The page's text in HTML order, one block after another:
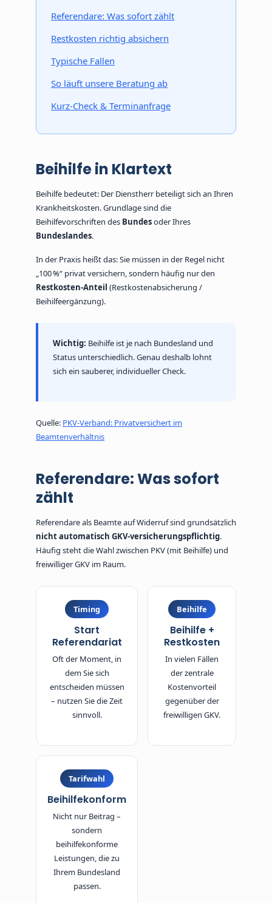
Referendare: Was sofort zählt
Restkosten richtig absichern
Typische Fallen
So läuft unsere Beratung ab
Kurz-Check & Terminanfrage
Beihilfe in Klartext
Beihilfe bedeutet: Der Dienstherr beteiligt sich an Ihren
Krankheitskosten. Grundlage sind die
Beihilfevorschriften des Bundesoder Ihres
Bundeslandes.
In der Praxis heißt das: Sie müssen in der Regel nicht
„100 %“ privat versichern, sondern häufig nur den
Restkosten-Anteil (Restkostenabsicherung /
Beihilfeergänzung).
Wichtig: Beihilfe ist je nach Bundesland und
Status unterschiedlich. Genau deshalb lohnt
sich ein sauberer, individueller Check.
Quelle: PKV-Verband: Privatversichert im
Beamtenverhältnis
Referendare: Was sofort
zählt
Referendare als Beamte auf Widerruf sind grundsätzlich
nicht automatisch GKV-versicherungspflichtig.
Häufig steht die Wahl zwischen PKV (mit Beihilfe) und
freiwilliger GKV im Raum.
Timing
Start
Referendariat
Oft der Moment, in
dem Sie sich
entscheiden müssen
– nutzen Sie die Zeit
sinnvoll.
Beihilfe
Beihilfe +
Restkosten
In vielen Fällen
der zentrale
Kostenvorteil
gegenüber der
freiwilligen GKV.
Tarifwahl
Beihilfekonform
Nicht nur Beitrag –
sondern
beihilfekonforme
Leistungen, die zu
Ihrem Bundesland
passen.